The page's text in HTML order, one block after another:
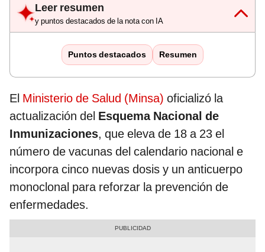
Leer resumen
y puntos destacados de la nota con IA
Puntos destacados Resumen
El Ministerio de Salud (Minsa) oficializó la
actualización del Esquema Nacional de
Inmunizaciones, que eleva de 18 a 23 el
número de vacunas del calendario nacional e
incorpora cinco nuevas dosis y un anticuerpo
monoclonal para reforzar la prevención de
enfermedades.